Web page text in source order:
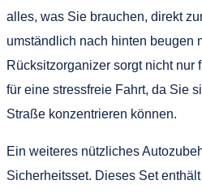
alles, was Sie brauchen, direkt
umständlich nach hinten beugen
Rücksitzorganizer sorgt nicht nur
für eine stressfreie Fahrt, da Sie
Straße konzentrieren können.
Ein weiteres nützliches
Sicherheitsset. Dieses Set